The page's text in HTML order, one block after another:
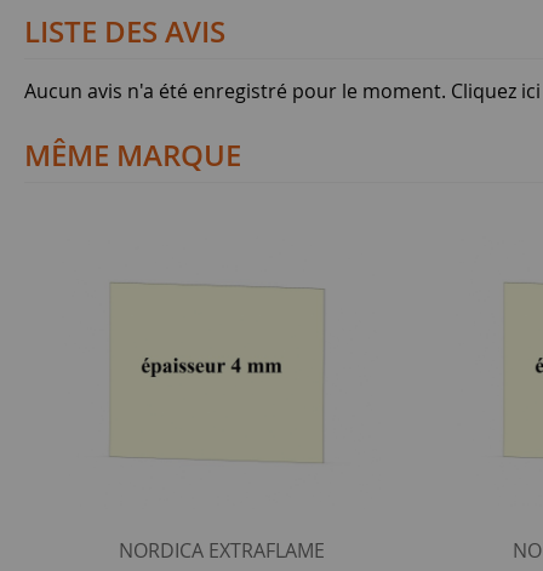
LISTE DES AVIS
Aucun avis n'a été enregistré pour le moment. Cliquez
MÊME MARQUE
NORDICA EXTRAFLAME